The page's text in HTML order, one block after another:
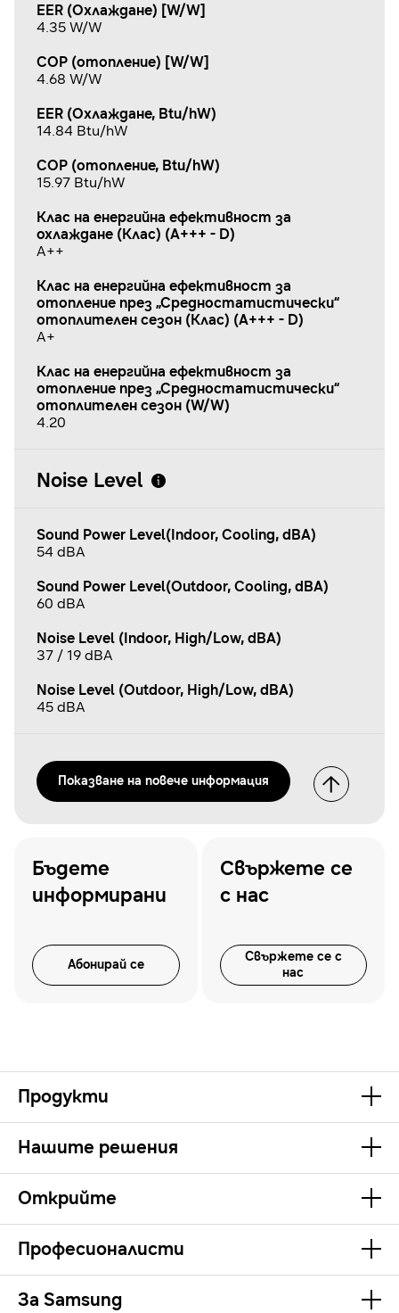
EER (Охлаждане) [W/W]
4.35 W/W
COP (отопление) [W/W]
4.68 W/W
EER (Охлаждане, Btu/hW)
14.84 Btu/hW
COP (отопление, Btu/hW)
15.97 Btu/hW
Клас на енергийна ефективност за
охлаждане (Клас) (A+++ - D)
A++
Клас на енергийна ефективност за
отопление през „Средностатистически“
отоплителен сезон (Клас) (A+++ - D)
A+
Клас на енергийна ефективност за
отопление през „Средностатистически“
отоплителен сезон (W/W)
4.20
Noise Level
Sound Power Level(Indoor, Cooling, dBA)
54 dBA
Sound Power Level(Outdoor, Cooling, dBA)
60 dBA
Noise Level (Indoor, High/Low, dBA)
37 / 19 dBA
Noise Level (Outdoor, High/Low, dBA)
45 dBA
Показванe на повече информация
Бъдете
информирани
Абонирай се
Свържете се
с нас
Свържете се с
нас
Продукти
Нашите решения
Открийте
Професионалисти
За Samsung